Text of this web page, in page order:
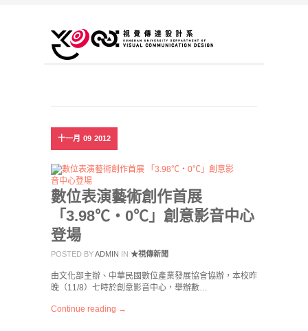
十一月 09 2012
數位表演藝術創作首展
「3.98℃‧0℃」創意影音中心
登場
POSTED BYADMIN IN ★視傳新聞
由文化部主辦、中華民國數位產業發展協會協辦，本校昨
晚（11/8）七時於創意影音中心，舉辦數…
Continue reading →